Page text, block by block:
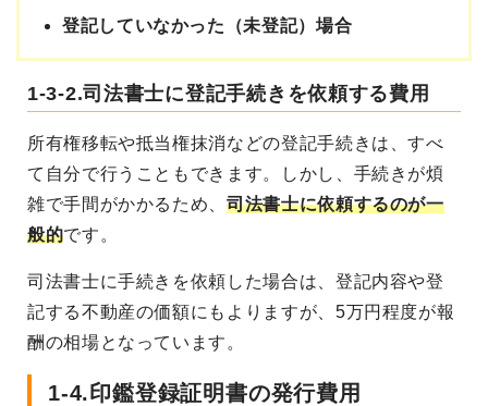
登記していなかった（未登記）場合
1-3-2.司法書士に登記手続きを依頼する費用
所有権移転や抵当権抹消などの登記手続きは、すべ
て自分で行うこともできます。しかし、手続きが煩
雑で手間がかかるため、司法書士に依頼するのが一
般的です。
司法書士に手続きを依頼した場合は、登記内容や登
記する不動産の価額にもよりますが、5万円程度が報
酬の相場となっています。
1-4.印鑑登録証明書の発行費用